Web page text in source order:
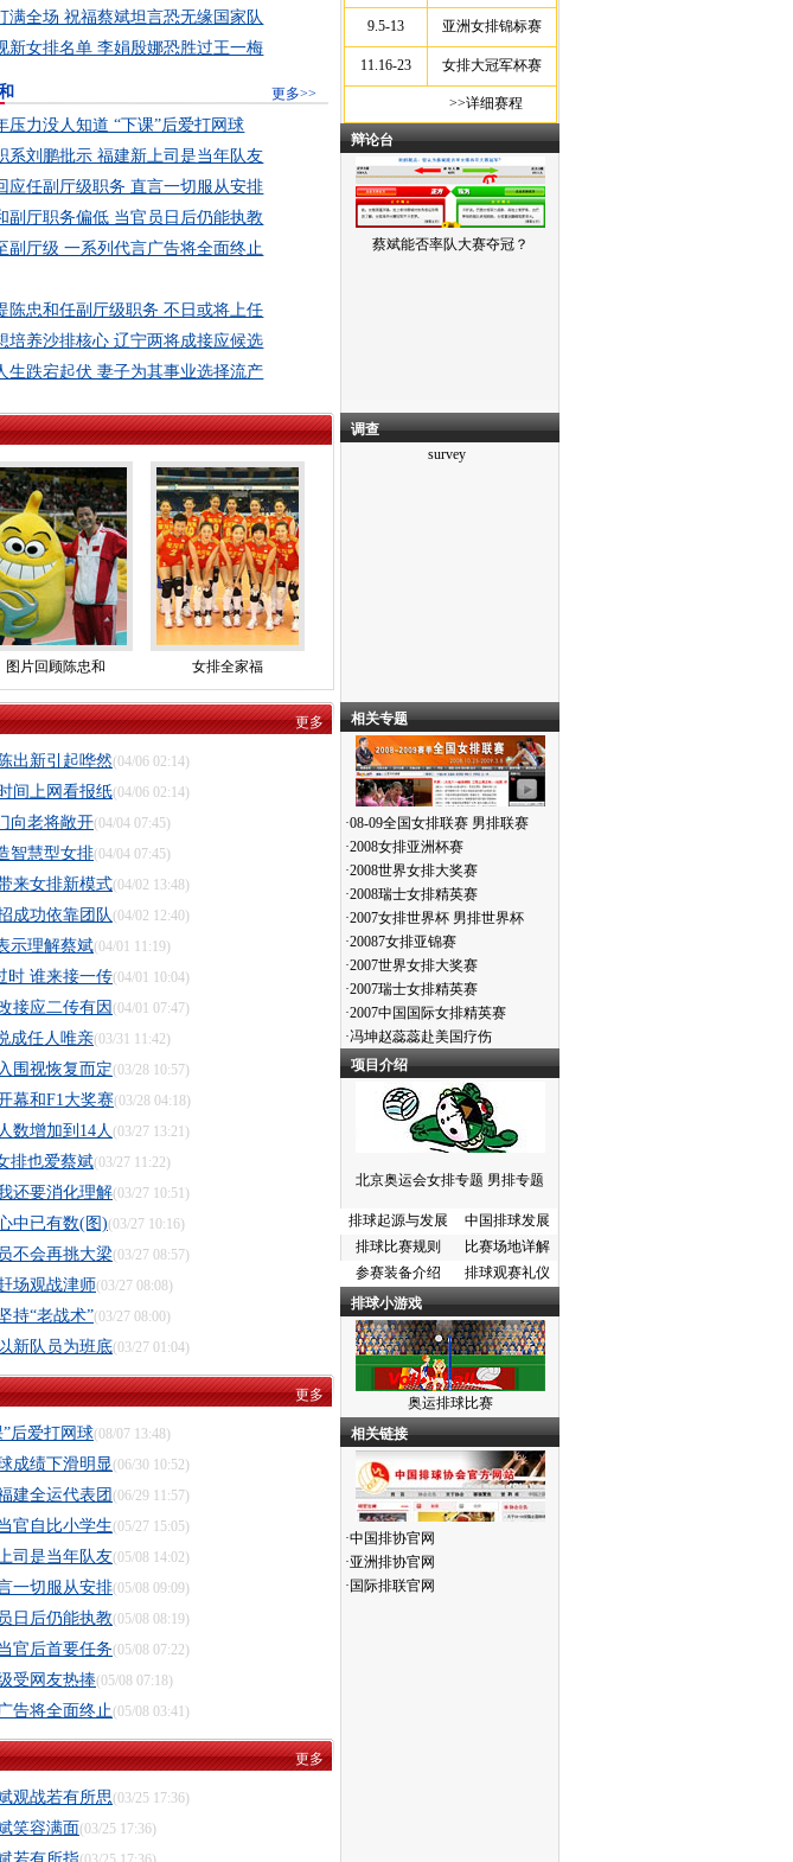
满全场 祝福蔡斌坦言恐无缘国家队
新女排名单 李娟殷娜恐胜过王一梅
更多>>
压力没人知道 “下课”后爱打网球
系刘鹏批示 福建新上司是当年队友
应任副厅级职务 直言一切服从安排
副厅职务偏低 当官员日后仍能执教
副厅级 一系列代言广告将全面终止
陈忠和任副厅级职务 不日或将上任
培养沙排核心 辽宁两将成接应候选
生跌宕起伏 妻子为其事业选择流产
9.5-13 亚洲女排锦标赛
11.16-23 女排大冠军杯赛
>>详细赛程
辩论台
蔡斌能否率队大赛夺冠？
图片回顾陈忠和 女排全家福
调查
survey
更多
出新引起哗然(04/06 02:14)
间上网看报纸(04/06 02:14)
向老将敞开(04/04 07:45)
智慧型女排(04/04 07:45)
来女排新模式(04/02 13:48)
成功依靠团队(04/02 12:40)
示理解蔡斌(04/01 11:19)
时 谁来接一传(04/01 10:04)
接应二传有因 (04/01 07:47)
成任人唯亲(03/31 11:42)
围视恢复而定(03/28 10:57)
幕和F1大奖赛(03/28 04:18)
数增加到14人 (03/27 13:21)
排也爱蔡斌(03/27 11:22)
还要消化理解(03/27 10:51)
中已有数(图)(03/27 10:16)
不会再挑大梁(03/27 08:57)
场观战津师(03/27 08:08)
持“老战术”(03/27 08:00)
新队员为班底(03/27 01:04)
更多
后爱打网球(08/07 13:48)
成绩下滑明显 (06/30 10:52)
建全运代表团 (06/29 11:57)
官自比小学生(05/27 15:05)
司是当年队友(05/08 14:02)
一切服从安排(05/08 09:09)
日后仍能执教(05/08 08:19)
官后首要任务(05/08 07:22)
受网友热捧(05/08 07:18)
告将全面终止(05/08 03:41)
更多
观战若有所思(03/25 17:36)
笑容满面(03/25 17:36)
相关专题
·08-09全国女排联赛 男排联赛
·2008女排亚洲杯赛
·2008世界女排大奖赛
·2008瑞士女排精英赛
·2007女排世界杯 男排世界杯
·20087女排亚锦赛
·2007世界女排大奖赛
·2007瑞士女排精英赛
·2007中国国际女排精英赛
·冯坤赵蕊蕊赴美国疗伤
项目介绍
北京奥运会女排专题 男排专题
排球起源与发展
中国排球发展
排球比赛规则
比赛场地详解
参赛装备介绍
排球观赛礼仪
排球小游戏
奥运排球比赛
相关链接
·中国排协官网
·亚洲排协官网
· 国际排联官网